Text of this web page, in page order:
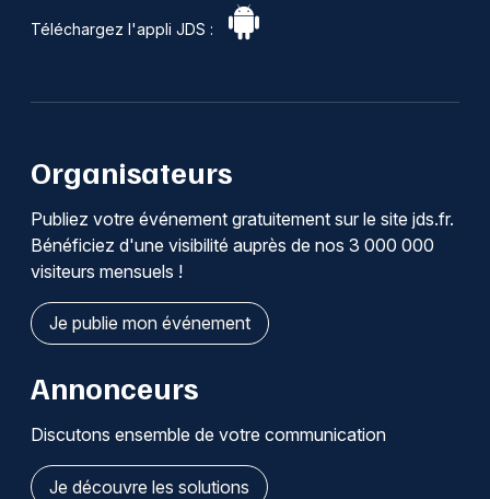
Téléchargez l'appli JDS :
Organisateurs
Publiez votre événement gratuitement sur le site jds.fr.
Bénéficiez d'une visibilité auprès de nos 3 000 000
visiteurs mensuels !
Je publie mon événement
Annonceurs
Discutons ensemble de votre communication
Je découvre les solutions